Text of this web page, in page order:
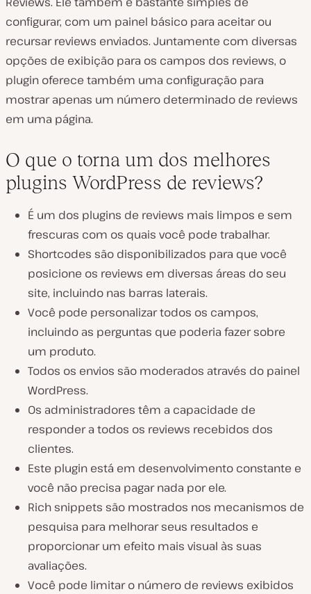
configurar, com um painel básico para aceitar ou
recursar reviews enviados. Juntamente com diversas
opções de exibição para os campos dos reviews, o
plugin oferece também uma configuração para
mostrar apenas um número determinado de reviews
em uma página.
O que o torna um dos melhores
plugins WordPress de reviews?
É um dos plugins de reviews mais limpos e sem
frescuras com os quais você pode trabalhar.
Shortcodes são disponibilizados para que você
posicione os reviews em diversas áreas do seu
site, incluindo nas barras laterais.
Você pode personalizar todos os campos,
incluindo as perguntas que poderia fazer sobre
um produto.
Todos os envios são moderados através do painel
WordPress.
Os administradores têm a capacidade de
responder a todos os reviews recebidos dos
clientes.
Este plugin está em desenvolvimento constante e
você não precisa pagar nada por ele.
Rich snippets são mostrados nos mecanismos de
pesquisa para melhorar seus resultados e
proporcionar um efeito mais visual às suas
avaliações.
Você pode limitar o número de reviews exibidos